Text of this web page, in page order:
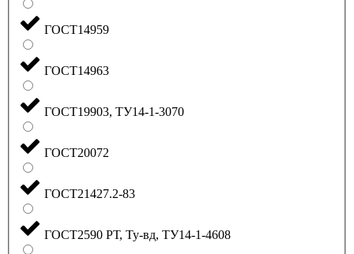
ГОСТ14959
ГОСТ14963
ГОСТ19903, ТУ14-1-3070
ГОСТ20072
ГОСТ21427.2-83
ГОСТ2590 РТ, Ту-вд, ТУ14-1-4608